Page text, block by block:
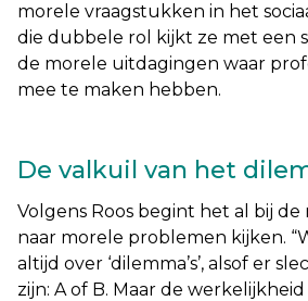
morele vraagstukken in het
die dubbele rol kijkt ze met een
de morele uitdagingen waar
mee te maken hebben.
De valkuil van het
Volgens Roos begint het al bij de
naar morele problemen kijken. “
altijd over ‘dilemma’s’, alsof er
zijn: A of B. Maar de